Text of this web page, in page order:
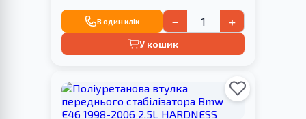
В один клік − +
У кошик